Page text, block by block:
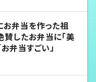
弁当を作った祖
したお弁当に「美
お弁当すごい」